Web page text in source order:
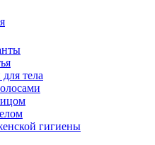
тела
гигиены